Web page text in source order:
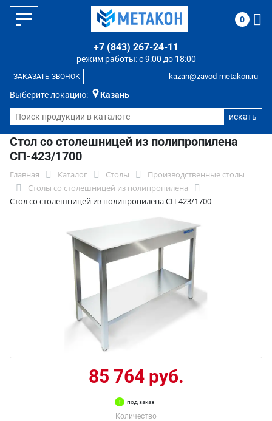
Выберите локацию: Казань
режим работы: с 9:00 до 18:00
+7 (843) 267-24-11
kazan@zavod-metakon.ru
ЗАКАЗАТЬ ЗВОНОК
0
Стол со столешницей из полипропилена
СП-423/1700
Главная Каталог Столы
Производственные столы
Столы со столешницей из полипропилена
Стол со столешницей из полипропилена СП-423/1700
85 764 руб.
под заказ
Количество